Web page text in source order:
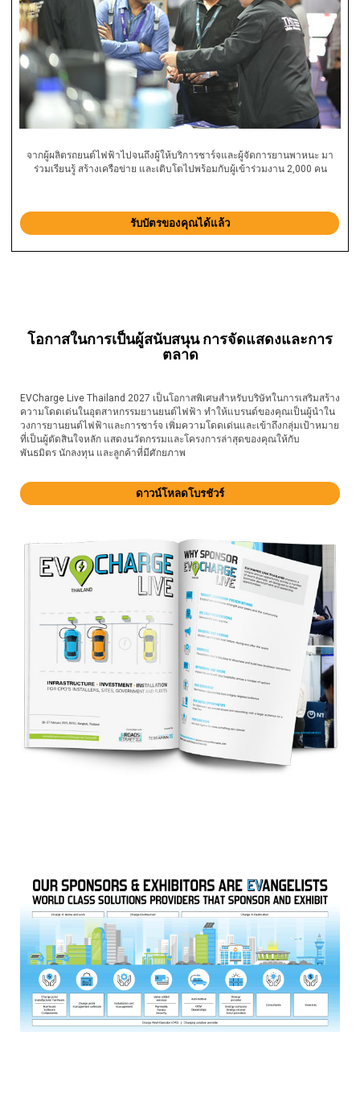
จากผู้ผลิตรถยนต์ไฟฟ้าไปจนถึงผู้ให้บริการชาร์จและผู้จัดการยานพาหนะ มา
ร่วมเรียนรู้ สร้างเครือข่าย และเติบโตไปพร้อมกับผู้เข้าร่วมงาน 2,000 คน
รับบัตรของคุณได้แล้ว
โอกาสในการเป็นผู้สนับสนุน การจัดแสดงและการ
ตลาด
EVCharge Live Thailand 2027 เป็นโอกาสพิเศษสำหรับบริษัทในการเสริมสร้าง
ความโดดเด่นในอุตสาหกรรมยานยนต์ไฟฟ้า ทำให้แบรนด์ของคุณเป็นผู้นำใน
วงการยานยนต์ไฟฟ้าและการชาร์จ เพิ่มความโดดเด่นและเข้าถึงกลุ่มเป้าหมาย
ที่เป็นผู้ตัดสินใจหลัก แสดงนวัตกรรมและโครงการล่าสุดของคุณให้กับ
พันธมิตร นักลงทุน และลูกค้าที่มีศักยภาพ
ดาวน์โหลดโบรชัวร์